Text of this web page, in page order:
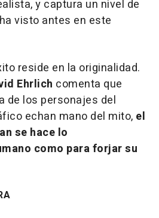
y captura un nivel de
visto antes en este
reside en la originalidad.
Ehrlich comenta que
de los personajes del
echan mano del mito, el
se hace lo
como para forjar su